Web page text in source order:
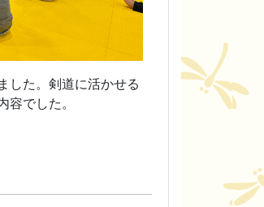
した。剣道に活かせる
でした。